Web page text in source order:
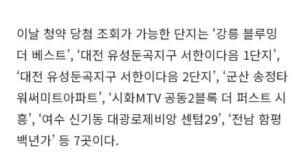
이날 청약 당첨 조회가 가능한 단지는 ‘강릉 블루밍
더 베스트’, ‘대전 유성둔곡지구 서한이다음 1단지’,
‘대전 유성둔곡지구 서한이다음 2단지’, ‘군산 송정타
워써미트아파트’, ‘시화MTV 공동2블록 더 퍼스트 시
흥’, ‘여수 신기동 대광로제비앙 센텀29’, ‘전남 함평
백년가’ 등 7곳이다.